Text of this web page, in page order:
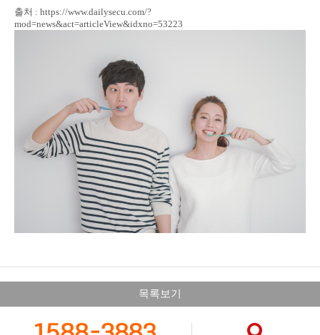
출처 : https://www.dailysecu.com/?
mod=news&act=articleView&idxno=53223
목록보기